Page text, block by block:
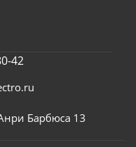
42
Барбюса 13